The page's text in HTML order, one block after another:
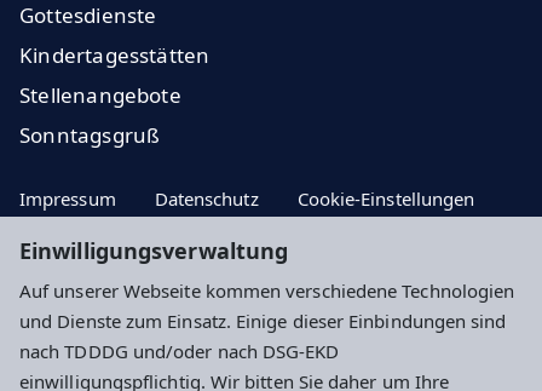
Einwilligungsverwaltung
Auf unserer Webseite kommen verschiedene Technologien
und Dienste zum Einsatz. Einige dieser Einbindungen sind
nach TDDDG und/oder nach DSG-EKD
einwilligungspflichtig. Wir bitten Sie daher um Ihre
Gottesdienste
Kindertagesstätten
Stellenangebote
Sonntagsgruß
Impressum Datenschutz Cookie-Einstellungen
Hier Aktuelle Nachrichten
Hier zum Newsletter!